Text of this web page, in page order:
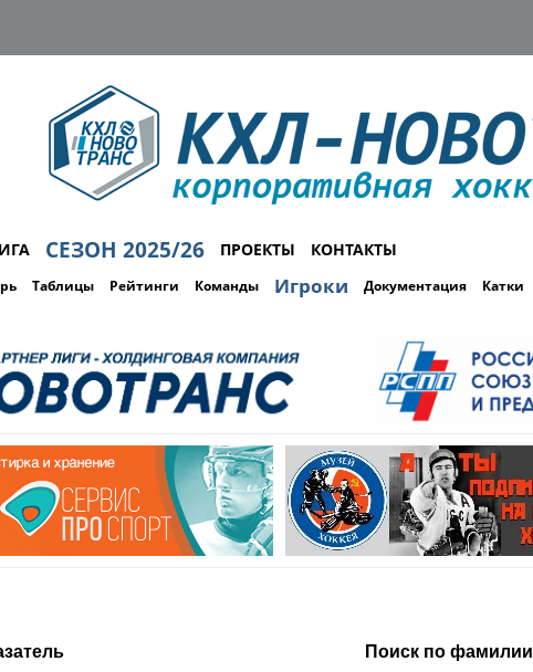
СЕЗОН 2025/26 ПРОЕКТЫ КОНТАКТЫ
Таблицы Рейтинги Команды Игроки Документация Катки
Поиск по фамилии